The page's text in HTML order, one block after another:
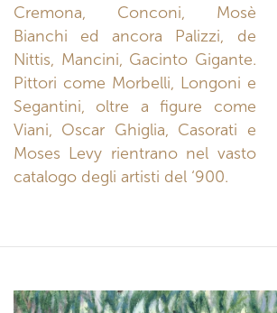
Cremona, Conconi, Mosè
Bianchi ed ancora Palizzi, de
Nittis, Mancini, Gacinto Gigante.
Pittori come Morbelli, Longoni e
Segantini, oltre a figure come
Viani, Oscar Ghiglia, Casorati e
Moses Levy rientrano nel vasto
catalogo degli artisti del ‘900.